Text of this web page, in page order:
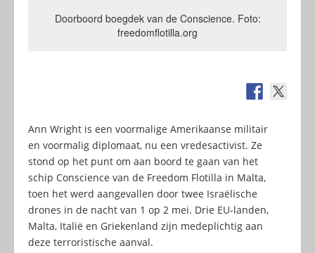
Doorboord boegdek van de Conscience. Foto:
freedomflotilla.org
Ann Wright is een voormalige Amerikaanse militair
en voormalig diplomaat, nu een vredesactivist. Ze
stond op het punt om aan boord te gaan van het
schip Conscience van de Freedom Flotilla in Malta,
toen het werd aangevallen door twee Israëlische
drones in de nacht van 1 op 2 mei. Drie EU-landen,
Malta, Italië en Griekenland zijn medeplichtig aan
deze terroristische aanval.